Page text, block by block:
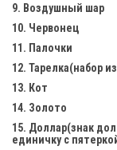
9. Воздушный шар
10. Червонец
11. Палочки
12. Тарелка(набор
13. Кот
14. Золото
15. Доллар(знак
единичку с